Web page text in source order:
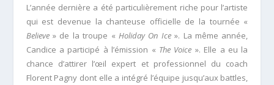
L’année dernière a été particulièrement riche pour l’artiste
qui est devenue la chanteuse officielle de la tournée «
Believe» de la troupe « Holiday On Ice». La même année,
Candice a participé à l’émission « The Voice ». Elle a eu la
chance d’attirer l’œil expert et professionnel du coach
Florent Pagny dont elle a intégré l’équipe jusqu’aux battles,